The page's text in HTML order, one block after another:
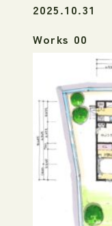
2025.10.31
Works 00